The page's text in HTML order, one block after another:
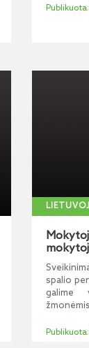
spalio
galime